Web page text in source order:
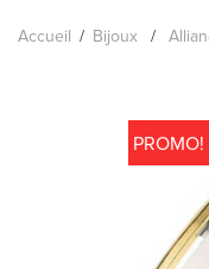
Accueil / Bijoux /
PROMO!